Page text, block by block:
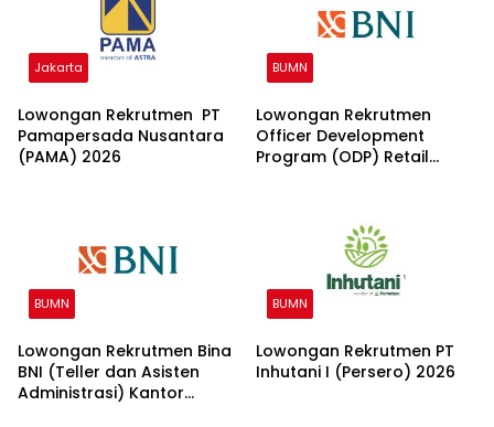
Jakarta
Lowongan Rekrutmen PT
Pamapersada Nusantara
(PAMA) 2026
BUMN
Lowongan Rekrutmen
Officer Development
Program (ODP) Retail
BUMN
Lowongan Rekrutmen Bina
BNI (Teller dan Asisten
Administrasi) Kantor
BUMN
Lowongan Rekrutmen PT
Inhutani I (Persero) 2026